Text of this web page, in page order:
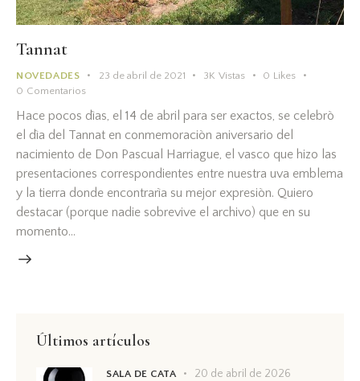
Tannat
NOVEDADES 23 de abril de 2021 3K Vistas 0 Likes
0 Comentarios
Hace pocos dìas, el 14 de abril para ser exactos, se celebrò
el dìa del Tannat en conmemoraciòn aniversario del
nacimiento de Don Pascual Harriague, el vasco que hizo las
presentaciones correspondientes entre nuestra uva emblema
y la tierra donde encontrarìa su mejor expresiòn. Quiero
destacar (porque nadie sobrevive el archivo) que en su
momento…
Últimos artículos
SALA DE CATA 20 de abril de 2026